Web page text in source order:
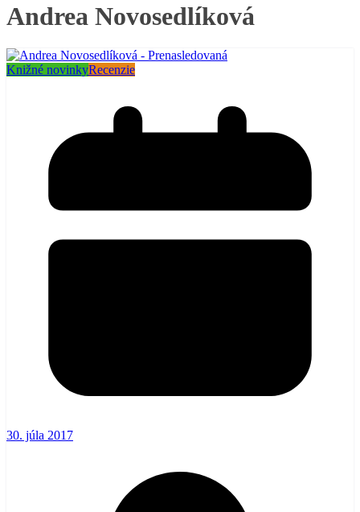
Andrea Novosedlíková
Knižné novinkyRecenzie
30. júla 2017